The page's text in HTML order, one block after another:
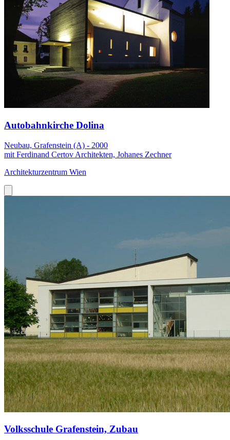
Autobahnkirche Dolina
Neubau, Grafenstein (A) - 2000
mit Ferdinand Certov Architekten, Johanes Zechner
Architekturzentrum Wien
Volksschule Grafenstein, Zubau